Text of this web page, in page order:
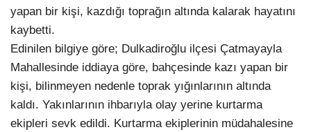
Youtube
yapan bir kişi, kazdığı toprağın altında kalarak hayatını
kaybetti.
Edinilen bilgiye göre; Dulkadiroğlu ilçesi Çatmayayla
Mahallesinde iddiaya göre, bahçesinde kazı yapan bir
kişi, bilinmeyen nedenle toprak yığınlarının altında
kaldı. Yakınlarının ihbarıyla olay yerine kurtarma
ekipleri sevk edildi. Kurtarma ekiplerinin müdahalesine